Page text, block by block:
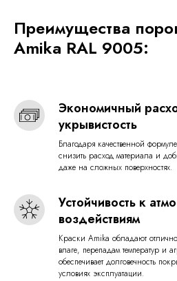
Преимущества
Amika RAL 9005:
Экономичный
укрывистость
Благодаря качественной
снизить расход материала и
даже на сложных поверхностях.
Устойчивость к
воздействиям
Краски Amika обладают
влаге, перепадам температур и
обеспечивает долговечность
условиях эксплуатации.